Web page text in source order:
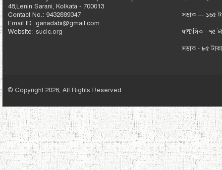
48,Lenin Sarani, Kolkata - 700013
Contact No.: 9432889347
Email ID: ganadabi@gmail.com
Website: sucic.org
সডাক --- ১৬৫
ষান্মাসিক - ৭৫
সডাক - ৮৫ টাকা
© Copyright 2026, All Rights Reserved